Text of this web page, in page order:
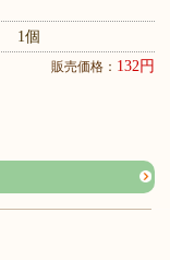
1個
販売価格： 132円